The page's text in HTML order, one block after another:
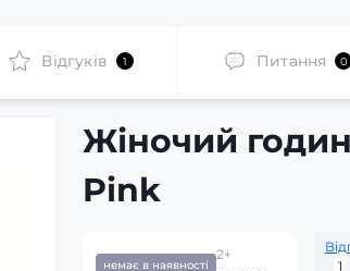
Відгуків 1 Питання 0
Жіночий
Pink
немає в наявності
2+
1